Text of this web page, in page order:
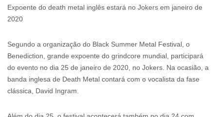
Expoente do death metal inglês estará no Jokers em janeiro de
2020
Segundo a organização do Black Summer Metal Festival, o
Benediction, grande expoente do grindcore mundial, participará
do evento no dia 25 de janeiro de 2020, no Jokers. Na ocasião, a
banda inglesa de Death Metal contará com o vocalista da fase
clássica, David Ingram.